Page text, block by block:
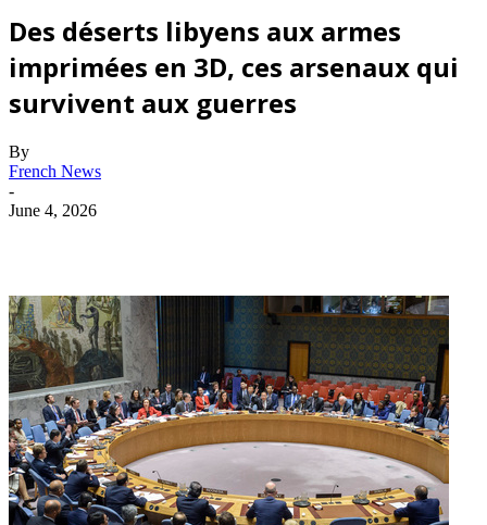
Des déserts libyens aux armes
imprimées en 3D, ces arsenaux qui
survivent aux guerres
By
French News
-
June 4, 2026